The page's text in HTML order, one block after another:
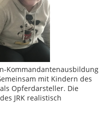
Kommandantenausbildung
mit Kindern des
Opferdarsteller. Die
JRK realistisch